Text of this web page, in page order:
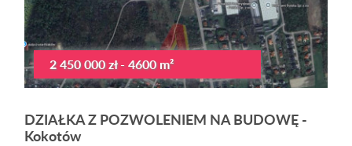
2 450 000 zł - 4600 m²
DZIAŁKA Z POZWOLENIEM NA BUDOWĘ -
Kokotów